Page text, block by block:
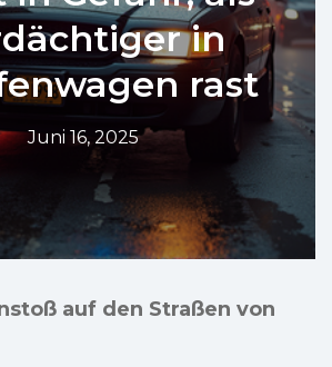
in
rast
Juni 16, 2025
auf den Straßen von